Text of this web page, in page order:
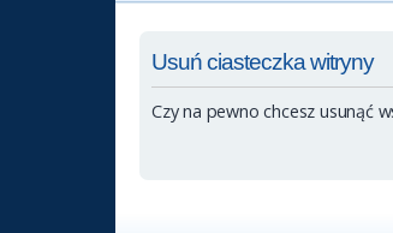
Usuń ciasteczka witryny
Czy na pewno chcesz usunąć